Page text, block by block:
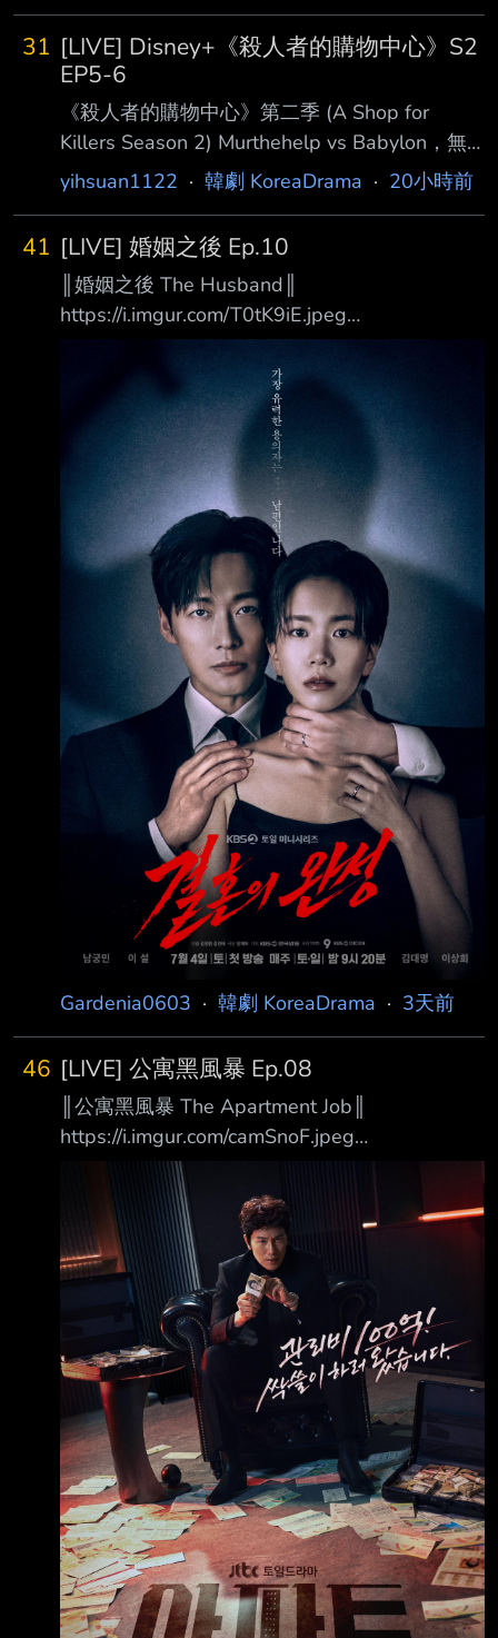
31 [LIVE] Disney+《殺人者的購物中心》S2
EP5-6
《殺人者的購物中心》第二季 (A Shop for
Killers Season 2) Murthehelp vs Babylon，無
法避免的戰爭一觸即發
接手續成為新任老闆的智安，與成功生還歸來的
叔叔進灣。 面對來自巴比倫國際勢力的更大威
脅，兩人正式攜手展開反擊。 7 月 22 日起，每
週三 15:00 於 Disney+ 更新兩集，全劇共八
─────────────────────────────
────────── 導 演
yihsuan1122 · 韓劇 KoreaDrama · 20小時前
41 [LIVE] 婚姻之後 Ep.10
║婚姻之後 The Husband║
https://i.imgur.com/T0tK9iE.jpeg
https://i.imgur.com/yZrki9o.jpeg 最大的嫌疑人…
竟然是身為丈夫的我 你的妻子之所以會身處那
樣的險境… 都是因為你 你是否曾經期望過，假如
自己的另一半消失就好了？ 有這麼一對夫妻，
彼此曾是對方最深愛的人，卻在某個瞬間忽然變
成最難以忍受的陌生人。 在令人窒息的沉默與
寂靜中，腦海裡不禁浮現一個可怕的念頭──如
果她消失的話…… 沒想到，那個一閃而過的想法
竟化成了現實。 起因居然
Gardenia0603 · 韓劇 KoreaDrama · 3天前
46 [LIVE] 公寓黑風暴 Ep.08
║公寓黑風暴 The Apartment Job║
https://i.imgur.com/camSnoF.jpeg
https://i.imgur.com/vDSk8wm.jpeg 100億的管
理費我要全部拿走！ 你每個月所繳納的管理
費，真的有用在對的地方嗎？ 在韓國有一半以
上的人民住在公寓大廈，而我們每個月收到的管
理費帳單上唯一看得懂的， 大概只有「合計金
額」那一欄。 清潔費？委託管理費？還有連名
稱都讓人一頭霧水的「長期修繕準備金」？
「反正才幾萬元而已，有什麼關係。」 在我們
習以為常、從不過問的冷漠